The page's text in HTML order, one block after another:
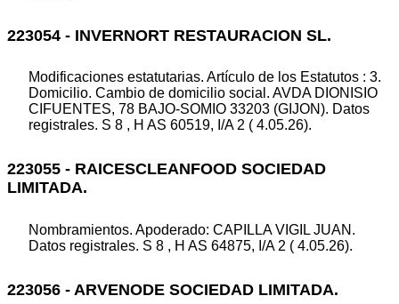
223054 - INVERNORT RESTAURACION SL.
Modificaciones estatutarias. Artículo de los Estatutos : 3.
Domicilio. Cambio de domicilio social. AVDA DIONISIO
CIFUENTES, 78 BAJO-SOMIO 33203 (GIJON). Datos
registrales. S 8 , H AS 60519, I/A 2 ( 4.05.26).
223055 - RAICESCLEANFOOD SOCIEDAD
LIMITADA.
Nombramientos. Apoderado: CAPILLA VIGIL JUAN.
Datos registrales. S 8 , H AS 64875, I/A 2 ( 4.05.26).
223056 - ARVENODE SOCIEDAD LIMITADA.